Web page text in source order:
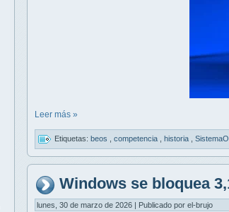
Leer más »
Etiquetas: beos competencia historia
Windows se bloquea
lunes, 30 de marzo de 2026 | Publicado por el-brujo